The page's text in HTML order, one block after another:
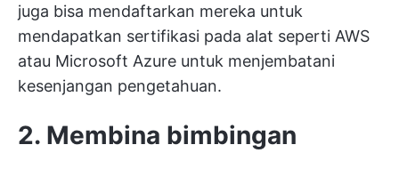
juga bisa mendaftarkan mereka untuk
mendapatkan sertifikasi pada alat seperti AWS
atau Microsoft Azure untuk menjembatani
kesenjangan pengetahuan.
2. Membina bimbingan